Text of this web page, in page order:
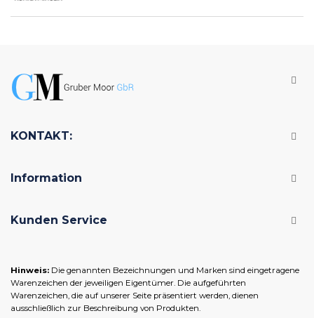
KONTAKT:
Information
Kunden Service
Hinweis: Die genannten Bezeichnungen und Marken sind eingetragene
Warenzeichen der jeweiligen Eigentümer. Die aufgeführten
Warenzeichen, die auf unserer Seite präsentiert werden, dienen
ausschließlich zur Beschreibung von Produkten.